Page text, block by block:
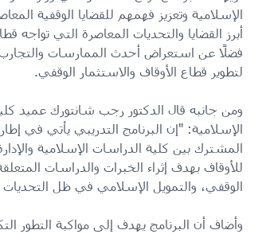
الإسلامية وتعزيز فهمهم للقضايا الوقفية
أبرز القضايا والتحديات المعاصرة التي تواجه
فضلًا عن استعراض أحدث الممارسات والتجارب
لتطوير قطاع الأوقاف والاستثمار الوقفي.
ومن جانبه قال الدكتور رجب شانتورك عميد
الإسلامية: "إن البرنامج التدريبي يأتي في
المشترك بين كلية الدراسات الإسلامية
للأوقاف بهدف إثراء الخبرات والدراسات
الوقفي، والتمويل الإسلامي في ظل التحديات
وأضاف أن البرنامج يهدف إلى مواكبة التطور